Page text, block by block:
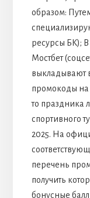
образом:
ресурсы БК);
Мостбет
выкладывают
промокоды на
то праздника
спортивного
2025. На
перечень
получить
бонусные